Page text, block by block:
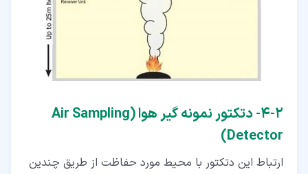
۲‏-‏۴‏- دتکتور نمونه گیر هوا (Air Sampling
Detector)
ارتباط این دتکتور با محیط مورد حفاظت از طریق چندین